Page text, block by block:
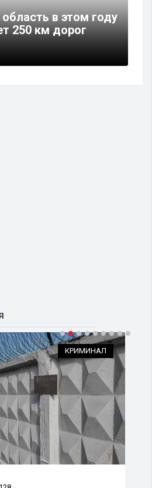
в этом году
250 км дорог
КРИМИНАЛ